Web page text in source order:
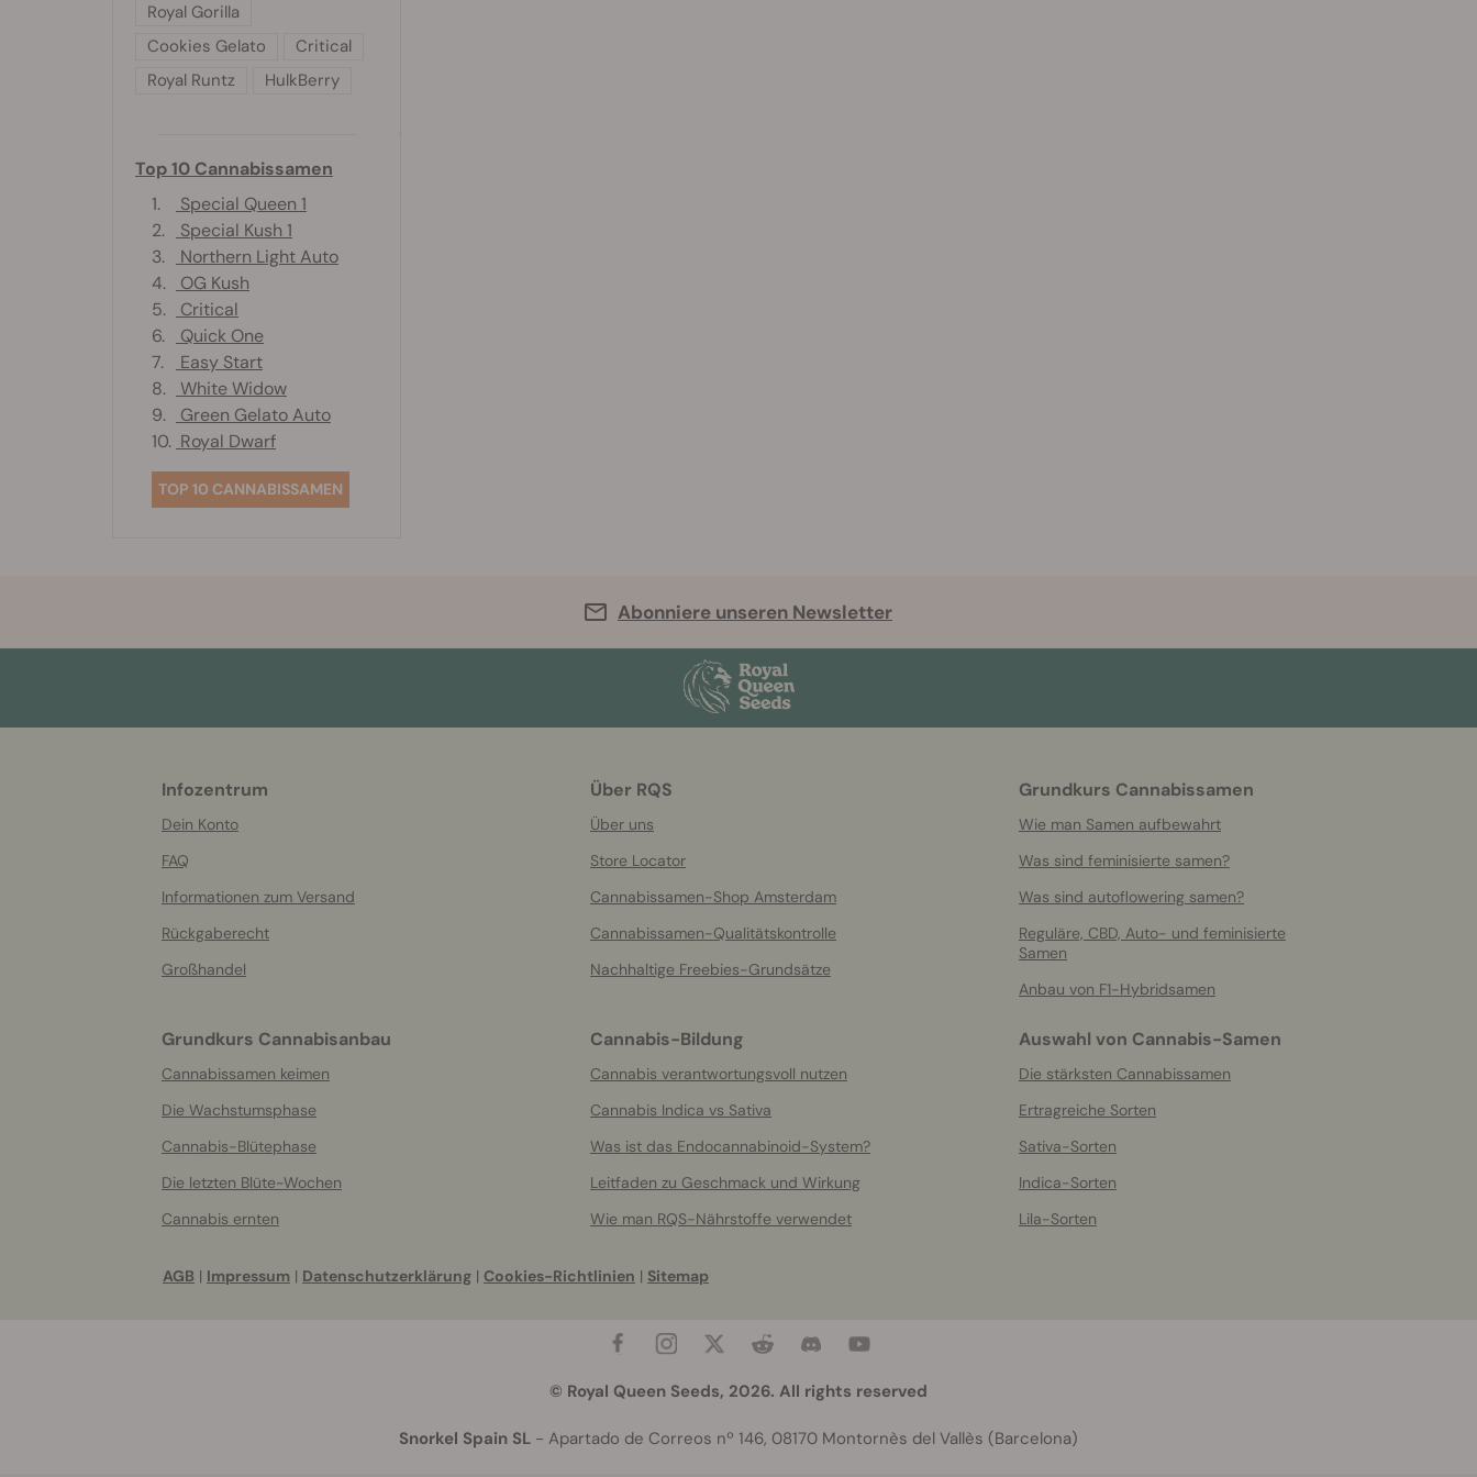
Royal Gorilla
Cookies Gelato
Critical
Royal Runtz
HulkBerry
Top 10 Cannabissamen
1.
Special Queen 1
2.
Special Kush 1
3.
Northern Light Auto
4.
OG Kush
5.
Critical
6.
Quick One
7.
Easy Start
8.
White Widow
9.
Green Gelato Auto
10. Royal Dwarf
TOP 10 CANNABISSAMEN
Abonniere unseren Newsletter
Infozentrum
Dein Konto
FAQ
Informationen zum Versand
Rückgaberecht
Großhandel
Über RQS
Über uns
Store Locator
Cannabissamen-Shop Amsterdam
Cannabissamen-Qualitätskontrolle
Nachhaltige Freebies-Grundsätze
Grundkurs Cannabissamen
Wie man Samen aufbewahrt
Was sind feminisierte samen?
Was sind autoflowering samen?
Reguläre, CBD, Auto- und feminisierte
Samen
Anbau von F1-Hybridsamen
Grundkurs Cannabisanbau
Cannabissamen keimen
Die Wachstumsphase
Cannabis-Blütephase
Die letzten Blüte-Wochen
Cannabis ernten
Cannabis-Bildung
Cannabis verantwortungsvoll nutzen
Cannabis Indica vs Sativa
Was ist das Endocannabinoid-System?
Leitfaden zu Geschmack und Wirkung
Wie man RQS-Nährstoffe verwendet
Auswahl von Cannabis-Samen
Die stärksten Cannabissamen
Ertragreiche Sorten
Sativa-Sorten
Indica-Sorten
Lila-Sorten
AGB | Impressum | Datenschutzerklärung | Cookies-Richtlinien | Sitemap
© Royal Queen Seeds, 2026. All rights reserved
Snorkel Spain SL - Apartado de Correos nº 146, 08170 Montornès del Vallès (Barcelona)